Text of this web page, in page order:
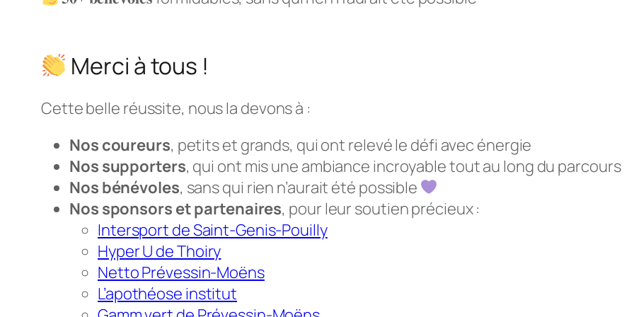
Merci à tous !
Cette belle réussite, nous la devons à :
Nos coureurs, petits et grands, qui ont relevé le défi avec énergie
Nos supporters, qui ont mis une ambiance incroyable tout au long du parcours
Nos bénévoles, sans qui rien n’aurait été possible
Nos sponsors et partenaires, pour leur soutien précieux :
Intersport de Saint-Genis-Pouilly
Hyper U de Thoiry
Netto Prévessin-Moëns
L’apothéose institut